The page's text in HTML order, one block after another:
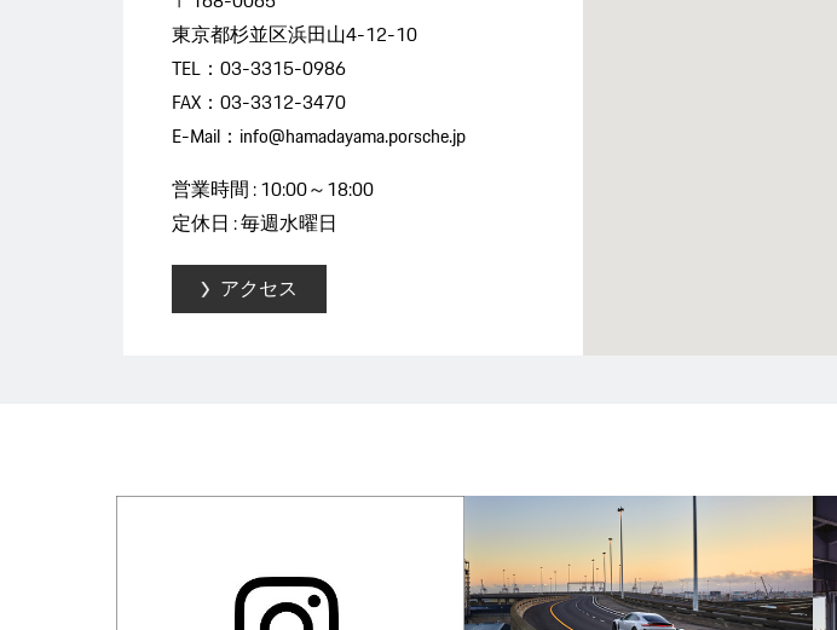
東京都杉並区浜田山4-12-10
TEL：03-3315-0986
FAX：03-3312-3470
E-Mail：info@hamadayama.porsche.jp
営業時間 : 10:00～18:00
定休日 : 毎週水曜日
アクセス